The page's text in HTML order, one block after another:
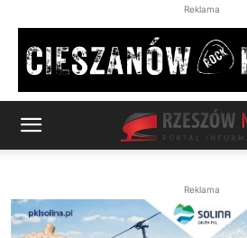
Reklama
Reklama